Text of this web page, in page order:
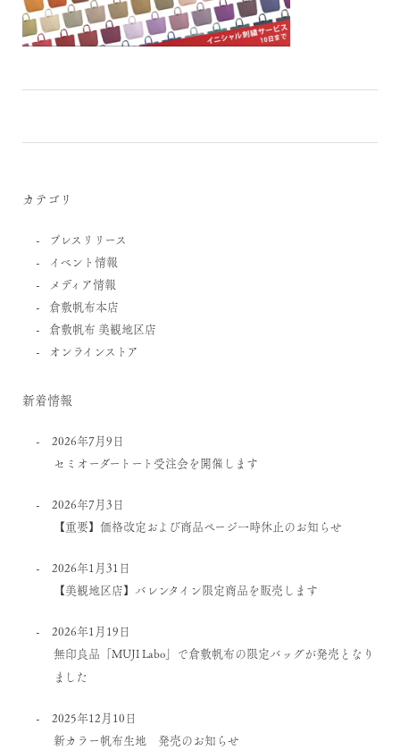
カテゴリ
プレスリリース
イベント情報
メディア情報
倉敷帆布本店
倉敷帆布 美観地区店
オンラインストア
新着情報
2026年7月9日
セミオーダートート受注会を開催します
2026年7月3日
【重要】価格改定および商品ページ一時休止のお知らせ
2026年1月31日
【美観地区店】バレンタイン限定商品を販売します
2026年1月19日
無印良品「MUJI Labo」で倉敷帆布の限定バッグが発売となり
ました
2025年12月10日
新カラー帆布生地 発売のお知らせ